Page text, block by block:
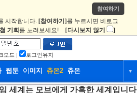
참여하기
시작합니다. [참여하기] 를 누르시면 비로그
기회 를 노려보세요! [다시보지 않기 ]
모드 | 로그인유지
웹툰 이미지 츄온2 츄온 ▼
커뮤니티 애니만화
세계는 모브에게 가혹한 세계입니다